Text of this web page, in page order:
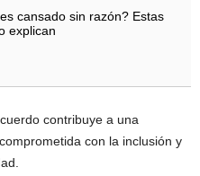
cansado sin razón? Estas
explican
contribuye a una
con la inclusión y